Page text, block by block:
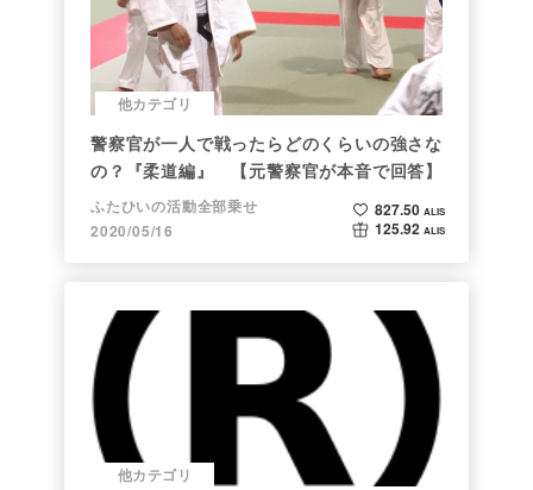
他カテゴリ
警察官が一人で戦ったらどのくらいの強さな
の？『柔道編』 【元警察官が本音で回答】
ふたひいの活動全部乗せ
2020/05/16
827.50 ALIS
125.92 ALIS
他カテゴリ